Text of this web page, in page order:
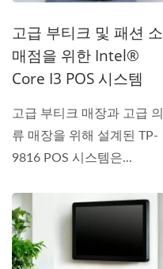
고급 부티크 및 패션 소
매점을 위한 Intel®
Core I3 POS 시스템
고급 부티크 매장과 고급 의
류 매장을 위해 설계된 TP-
9816 POS 시스템은...